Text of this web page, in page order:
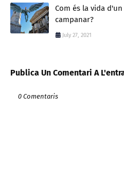
Com és la vida
campanar?
July 27, 2021
Publica Un Comentari A
0 Comentaris